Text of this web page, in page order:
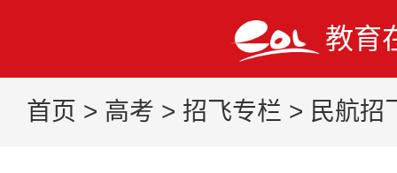
教育
首页 > 高考 > 招飞专栏 > 民航招